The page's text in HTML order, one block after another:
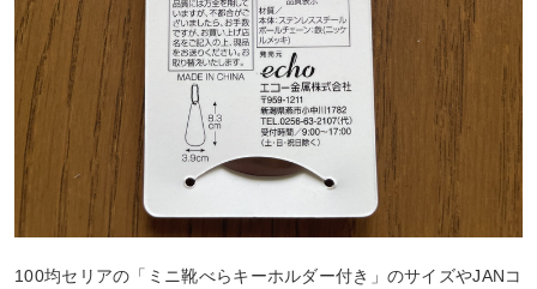
100均セリアの「ミニ靴べらキーホルダー付き」のサイズやJANコ